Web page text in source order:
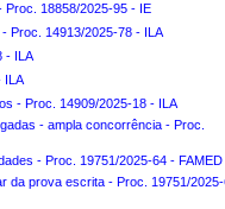
Proc. 18858/2025-95 - IE
Proc. 14913/2025-78 - ILA
- ILA
ILA
- Proc. 14909/2025-18 - ILA
- ampla concorrência - Proc.
- Proc. 19751/2025-64 - FAMED
da prova escrita - Proc. 19751/